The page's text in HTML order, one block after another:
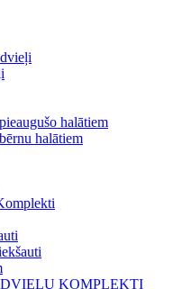
halātiem
halātiem
KOMPLEKTI